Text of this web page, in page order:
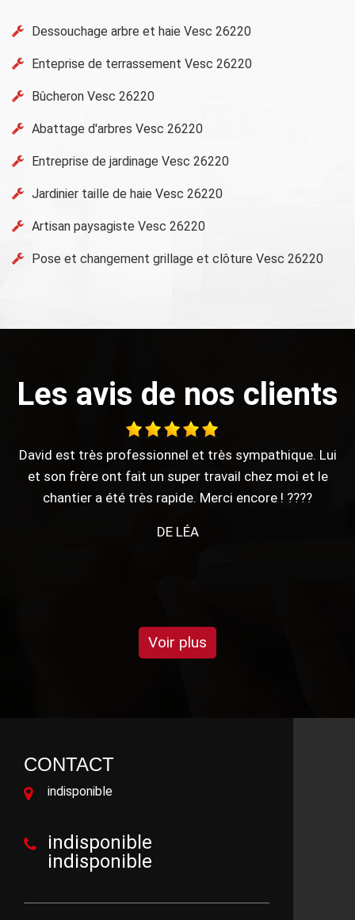
Dessouchage arbre et haie Vesc 26220
Enteprise de terrassement Vesc 26220
Bûcheron Vesc 26220
Abattage d'arbres Vesc 26220
Entreprise de jardinage Vesc 26220
Jardinier taille de haie Vesc 26220
Artisan paysagiste Vesc 26220
Pose et changement grillage et clôture Vesc 26220
Les avis de nos clients
Mr UHLMANN (Père) est bienveillant, à l'écoute et
soucieux de faire plaisir à son client. Travail rapide,
soigneux. De manière générale, je n'aime pas déléguer
correct. Merci beaucoup de votre aide et de celle de
Voir plus
CONTACT
indisponible
indisponible
indisponible